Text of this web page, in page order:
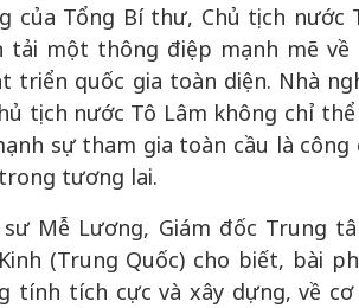
của Tổng Bí thư, Chủ tịch nước
tải một thông điệp mạnh mẽ
triển quốc gia toàn diện. Nhà
tịch nước Tô Lâm không chỉ
sự tham gia toàn cầu là
tương lai.
Mễ Lương, Giám đốc Trung
(Trung Quốc) cho biết, bài
tính tích cực và xây dựng, về